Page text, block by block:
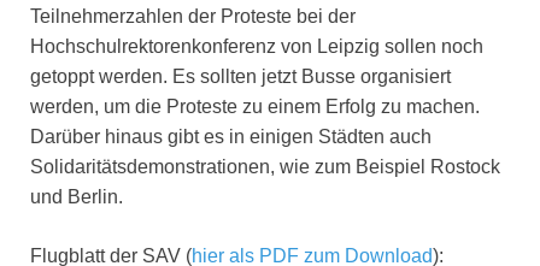
Teilnehmerzahlen der Proteste bei der
Hochschulrektorenkonferenz von Leipzig sollen noch
getoppt werden. Es sollten jetzt Busse organisiert
werden, um die Proteste zu einem Erfolg zu machen.
Darüber hinaus gibt es in einigen Städten auch
Solidaritätsdemonstrationen, wie zum Beispiel Rostock
und Berlin.
Flugblatt der SAV (hier als PDF zum Download):